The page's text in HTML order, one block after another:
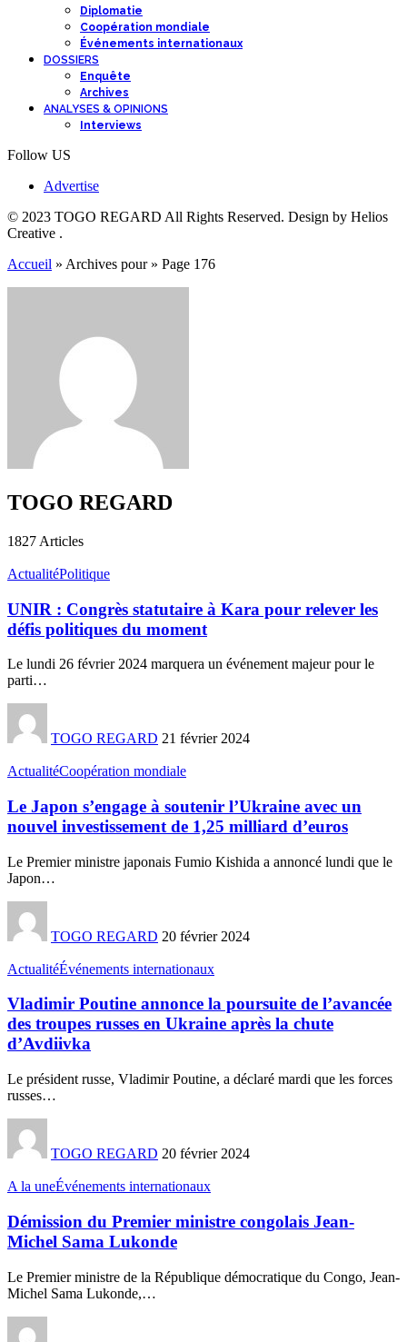
Diplomatie
Coopération mondiale
Événements internationaux
DOSSIERS
Enquête
Archives
ANALYSES & OPINIONS
Interviews
Follow US
Advertise
© 2023 TOGO REGARD All Rights Reserved. Design by Helios
Creative .
Accueil » Archives pour» Page 176
TOGO REGARD
1827 Articles
ActualitéPolitique
UNIR : Congrès statutaire à Kara pour relever les
défis politiques du moment
Le lundi 26 février 2024 marquera un événement majeur pour le
parti…
TOGO REGARD 21 février 2024
ActualitéCoopération mondiale
Le Japon s’engage à soutenir l’Ukraine avec un
nouvel investissement de 1,25 milliard d’euros
Le Premier ministre japonais Fumio Kishida a annoncé lundi que le
Japon…
TOGO REGARD 20 février 2024
ActualitéÉvénements internationaux
Vladimir Poutine annonce la poursuite de l’avancée
des troupes russes en Ukraine après la chute
d’Avdiivka
Le président russe, Vladimir Poutine, a déclaré mardi que les forces
russes…
TOGO REGARD 20 février 2024
A la uneÉvénements internationaux
Démission du Premier ministre congolais Jean-
Michel Sama Lukonde
Le Premier ministre de la République démocratique du Congo, Jean-
Michel Sama Lukonde,…